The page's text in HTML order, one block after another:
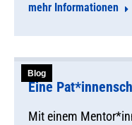
mehr Informationen
Blog
Eine
Mit einem